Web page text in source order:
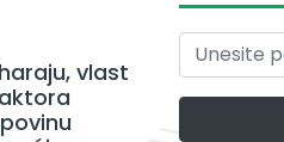
vlast